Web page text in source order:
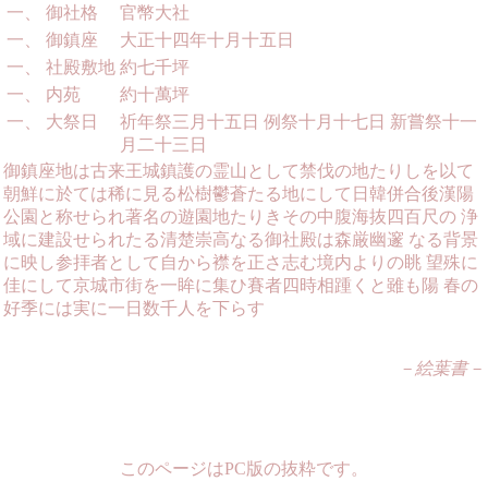
一、
御社格
官幣大社
一、
御鎮座
大正十四年十月十五日
一、
社殿敷地 約七千坪
一、
内苑
約十萬坪
一、
大祭日
祈年祭三月十五日 例祭十月十七日 新嘗祭十一
月二十三日
御鎮座地は古来王城鎮護の霊山として禁伐の地たりしを以て
朝鮮に於ては稀に見る松樹鬱蒼たる地にして日韓併合後漢陽
公園と称せられ著名の遊園地たりきその中腹海抜四百尺の 浄
域に建設せられたる清楚崇高なる御社殿は森厳幽邃 なる背景
に映し参拝者として自から襟を正さ志む境内よりの眺 望殊に
佳にして京城市街を一眸に集ひ賽者四時相踵くと雖も陽 春の
好季には実に一日数千人を下らす
－絵葉書－
このページはPC版の抜粋です。